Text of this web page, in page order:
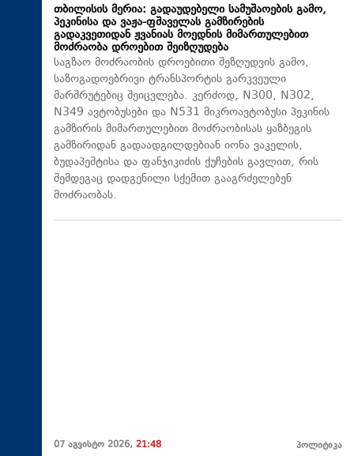
თბილისის მერია: გადაუდებელი სამუშაოების გამო,
პეკინისა და ვაჟა-ფშაველას გამზირების
გადაკვეთიდან ჟვანიას მოედნის მიმართულებით
მოძრაობა დროებით შეიზღუდება
საგზაო მოძრაობის დროებითი შეზღუდვის გამო,
საზოგადოებრივი ტრანსპორტის გარკვეული
მარშრუტებიც შეიცვლება. კერძოდ, N300, N302,
N349 ავტობუსები და N531 მიკროავტობუსი პეკინის
გამზირის მიმართულებით მოძრაობისას ყაზბეგის
გამზირიდან გადაადგილდებიან იონა ვაკელის,
ბუდაპეშტისა და ფანჯიკიძის ქუჩების გავლით, რის
შემდეგაც დადგენილი სქემით გააგრძელებენ
მოძრაობას.
07 აგვისტო 2026, 21:48 პოლიტიკა